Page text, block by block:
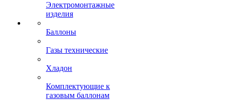
Электромонтажные
изделия
Баллоны
Газы технические
Хладон
Комплектующие к
газовым баллонам